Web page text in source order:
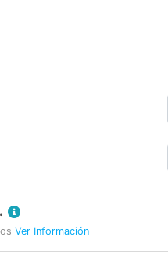
Ver Información